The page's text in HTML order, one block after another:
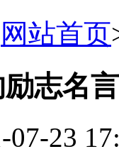
网站首页
志名
23